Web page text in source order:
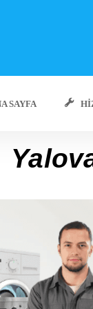
SAYFA